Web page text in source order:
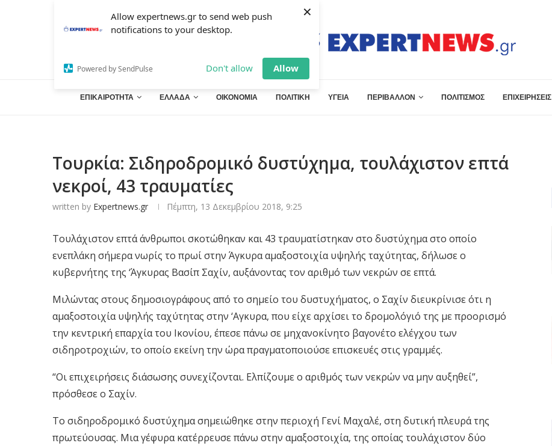
Allow expertnews.gr to send web push
notifications to your desktop.
Powered by SendPulse Don't allow Allow
×
ΕΠΙΚΑΙΡΟΤΗΤΑ ΕΛΛΑΔΑ ΟΙΚΟΝΟΜΙΑ ΠΟΛΙΤΙΚΗ ΥΓΕΙΑ ΠΕΡΙΒΑΛΛΟΝ ΠΟΛΙΤΙΣΜΟΣ ΕΠΙΧΕΙΡΗΣΕΙΣ
Τουρκία: Σιδηροδρομικό δυστύχημα, τουλάχιστον επτά
νεκροί, 43 τραυματίες
written by Expertnews.gr Πέμπτη, 13 Δεκεμβρίου 2018, 9:25
Τουλάχιστον επτά άνθρωποι σκοτώθηκαν και 43 τραυματίστηκαν στο δυστύχημα στο οποίο
ενεπλάκη σήμερα νωρίς το πρωί στην Άγκυρα αμαξοστοιχία υψηλής ταχύτητας, δήλωσε ο
κυβερνήτης της ‘Άγκυρας Βασίπ Σαχίν, αυξάνοντας τον αριθμό των νεκρών σε επτά.
Μιλώντας στους δημοσιογράφους από το σημείο του δυστυχήματος, ο Σαχίν διευκρίνισε ότι η
αμαξοστοιχία υψηλής ταχύτητας στην ‘Αγκυρα, που είχε αρχίσει το δρομολόγιό της με προορισμό
την κεντρική επαρχία του Ικονίου, έπεσε πάνω σε μηχανοκίνητο βαγονέτο ελέγχου των
σιδηροτροχιών, το οποίο εκείνη την ώρα πραγματοποιούσε επισκευές στις γραμμές.
“Οι επιχειρήσεις διάσωσης συνεχίζονται. Ελπίζουμε ο αριθμός των νεκρών να μην αυξηθεί”,
πρόσθεσε ο Σαχίν.
Το σιδηροδρομικό δυστύχημα σημειώθηκε στην περιοχή Γενί Μαχαλέ, στη δυτική πλευρά της
πρωτεύουσας. Μια γέφυρα κατέρρευσε πάνω στην αμαξοστοιχία, της οποίας τουλάχιστον δύο